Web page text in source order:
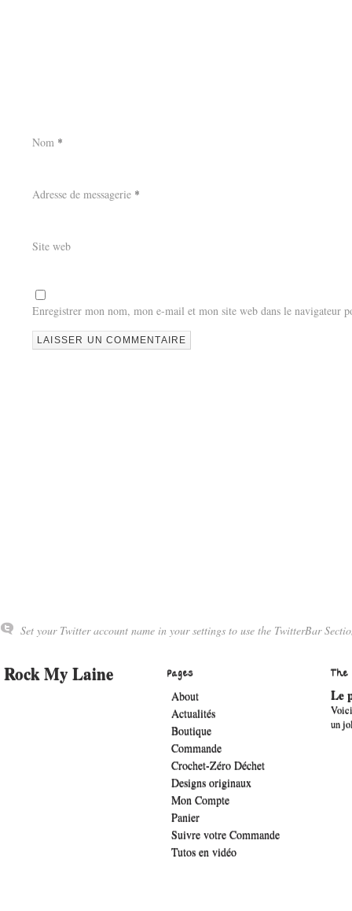
Nom *
Adresse de messagerie *
Site web
Enregistrer mon nom, mon e-mail et mon site web dans le navigateur
Set your Twitter account name in your settings to use the TwitterBar
Rock My Laine Pages
About
Actualités
Boutique
Commande
Crochet-Zéro Déchet
Designs originaux
Mon Compte
Panier
Suivre votre Commande
Tutos en vidéo
Le
un